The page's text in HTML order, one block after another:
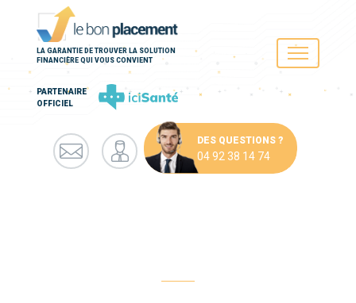
LA GARANTIE DE TROUVER LA SOLUTION
FINANCIÈRE QUI VOUS CONVIENT
PARTENAIRE
OFFICIEL
DES QUESTIONS ?
04 92 38 14 74